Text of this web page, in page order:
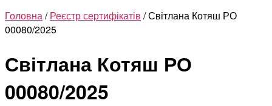
Головна/Реєстр сертифікатів / Світлана Котяш РО
00080/2025
Світлана Котяш РО
00080/2025